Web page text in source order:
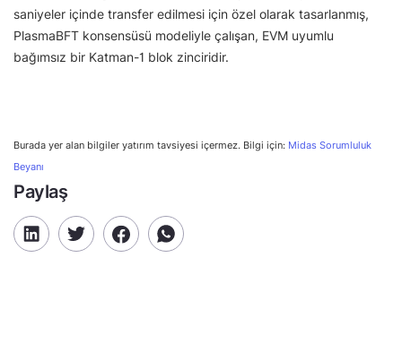
saniyeler içinde transfer edilmesi için özel olarak tasarlanmış,
PlasmaBFT konsensüsü modeliyle çalışan, EVM uyumlu
bağımsız bir Katman-1 blok zinciridir.
Burada yer alan bilgiler yatırım tavsiyesi içermez. Bilgi için: Midas Sorumluluk
Beyanı
Paylaş